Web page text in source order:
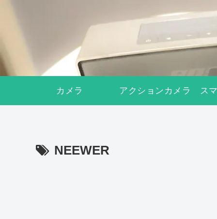
カメラ アクションカメラ ス
NEEWER